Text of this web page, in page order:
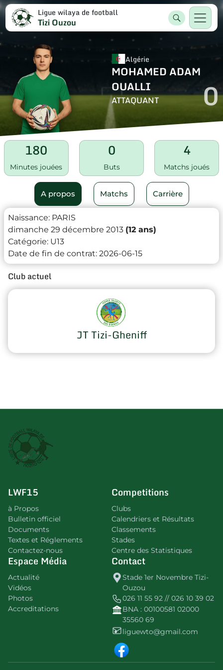
Ligue wilaya de football
Tizi Ouzou
Algérie
MOHAMED ADAM
OUALLI
ATTAQUANT 0
180
Minutes jouées
0
Buts
4
Matchs joués
A propos Matchs Carrière
Naissance: PARIS
dimanche 29 décembre 2013 (12 ans)
Catégorie: U13
Date de fin de contrat: 2026-06-15
Club actuel
JT Tizi-Gheniff
LWF15
à Propos
Bulletin officiel
Documents
Textes et Réglements
Contactez-nous
Competitions
Clubs
Calendriers et Résultats
Classements
Stades
Centre des Statistiques
Espace Média
Actualité
Vidéos
Photos
Accreditations
Contact
Stade 1er Novembre Tizi-
Ouzou
026 11 55 92 // 026 10 39 02
BNA : 00100581 02000
35560 69
liguewto@gmail.com